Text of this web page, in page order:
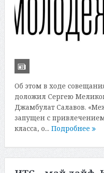
Об этом в ходе
доложил Сергею
Джамбулат Салавов.
запущен с
класса, о... Подробнее